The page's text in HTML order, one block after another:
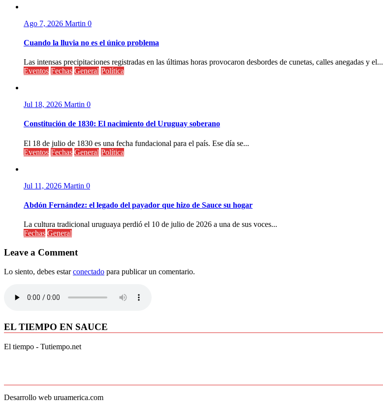
Ago 7, 2026 Martin 0
Cuando la lluvia no es el único problema
Las intensas precipitaciones registradas en las últimas horas provocaron desbordes de cunetas, calles anegadas y el...
Eventos Fechas General Política
Jul 18, 2026 Martin 0
Constitución de 1830: El nacimiento del Uruguay soberano
El 18 de julio de 1830 es una fecha fundacional para el país. Ese día se...
Eventos Fechas General Política
Jul 11, 2026 Martin 0
Abdón Fernández: el legado del payador que hizo de Sauce su hogar
La cultura tradicional uruguaya perdió el 10 de julio de 2026 a una de sus voces...
Fechas General
Leave a Comment
Lo siento, debes estarconectado para publicar un comentario.
EL TIEMPO EN SAUCE
El tiempo - Tutiempo.net
Desarrollo web uruamerica.com